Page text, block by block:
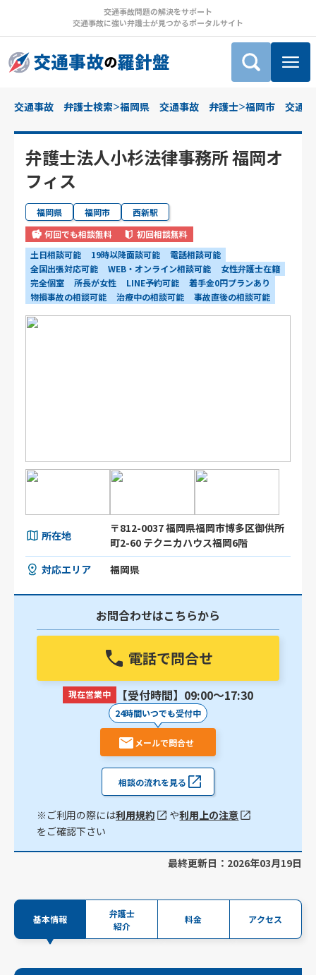
交通事故問題の解決をサポート
交通事故に強い弁護士が見つかるポータルサイト
交通事故 弁護士検索>福岡県 交通事故 弁護士>福岡市 交通
弁護士法人小杉法律事務所 福岡オ
フィス
福岡県 福岡市
西新駅
何回でも相談無料
初回相談無料
土日相談可能
19時以降面談可能
電話相談可能
全国出張対応可能
WEB・オンライン相談可能
女性弁護士在籍
完全個室
所長が女性 LINE予約可能
着手金0円プランあり
物損事故の相談可能
治療中の相談可能 事故直後の相談可能
所在地
〒812-0037 福岡県福岡市博多区御供所
町2-60 テクニカハウス福岡6階
対応エリア
福岡県
お問合わせはこちらから
電話で問合せ
現在営業中 【受付時間】09:00〜17:30
24時間いつでも受付中
メールで問合せ
相談の流れを見る
※ご利用の際には利用規約 や利用上の注意
をご確認下さい
最終更新日：2026年03月19日
基本情報
弁護士
紹介
料金 アクセス